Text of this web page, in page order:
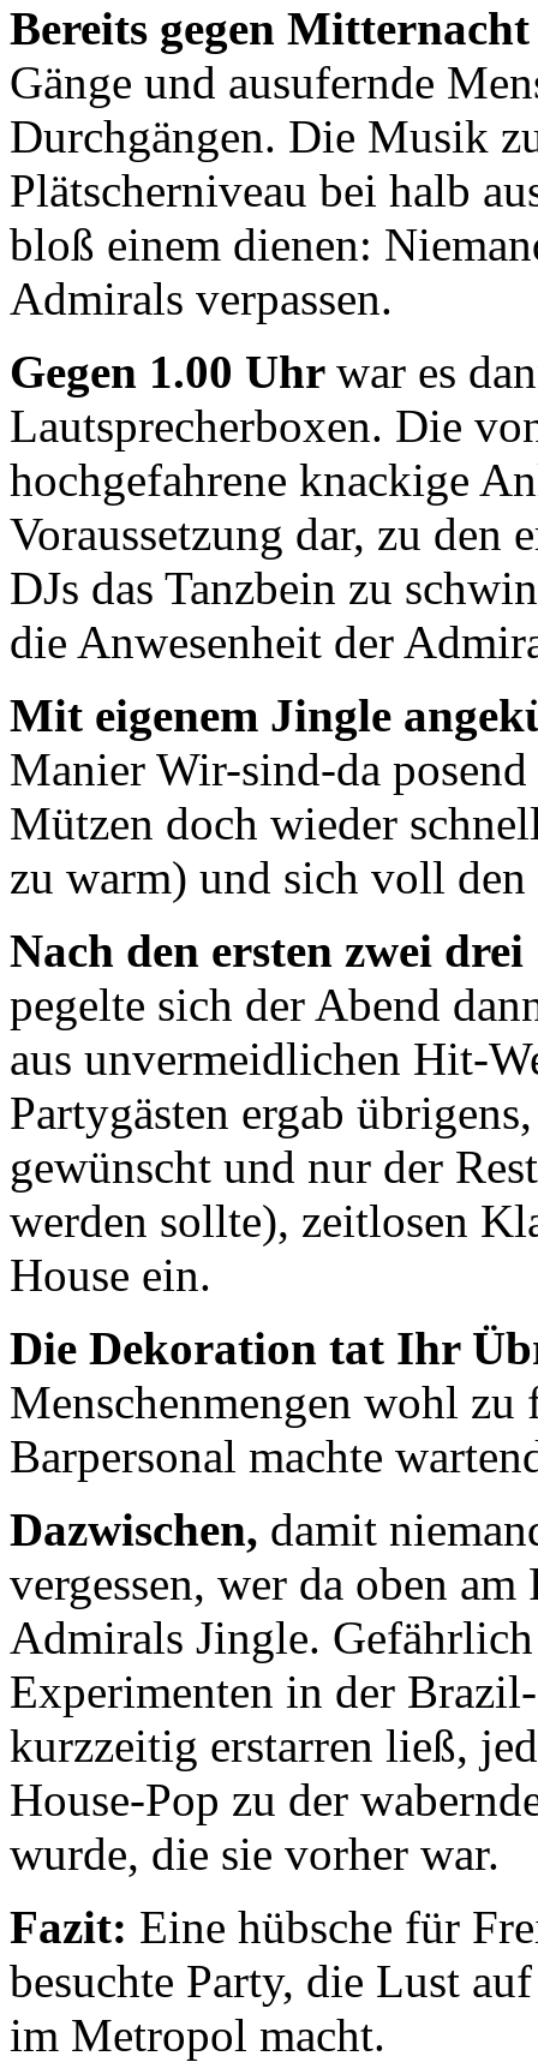
Bereits gegen Mitternacht
Gänge und ausufernde
Durchgängen. Die Musik
Plätscherniveau bei halb
bloß einem dienen:
Admirals verpassen.
Gegen 1.00 Uhr war es
Lautsprecherboxen. Die
hochgefahrene knackige
Voraussetzung dar, zu den
DJs das Tanzbein zu
die Anwesenheit der
Mit eigenem Jingle
Manier Wir-sind-da
Mützen doch wieder
zu warm) und sich voll
Nach den ersten zwei drei
pegelte sich der Abend
aus unvermeidlichen Hit-
Partygästen ergab
gewünscht und nur der
werden sollte), zeitlosen
House ein.
Die Dekoration tat Ihr
Menschenmengen wohl
Barpersonal machte
Dazwischen, damit
vergessen, wer da oben
Admirals Jingle.
Experimenten in der
kurzzeitig erstarren ließ,
House-Pop zu der
wurde, die sie vorher war.
Fazit: Eine hübsche für
besuchte Party, die Lust
im Metropol macht.